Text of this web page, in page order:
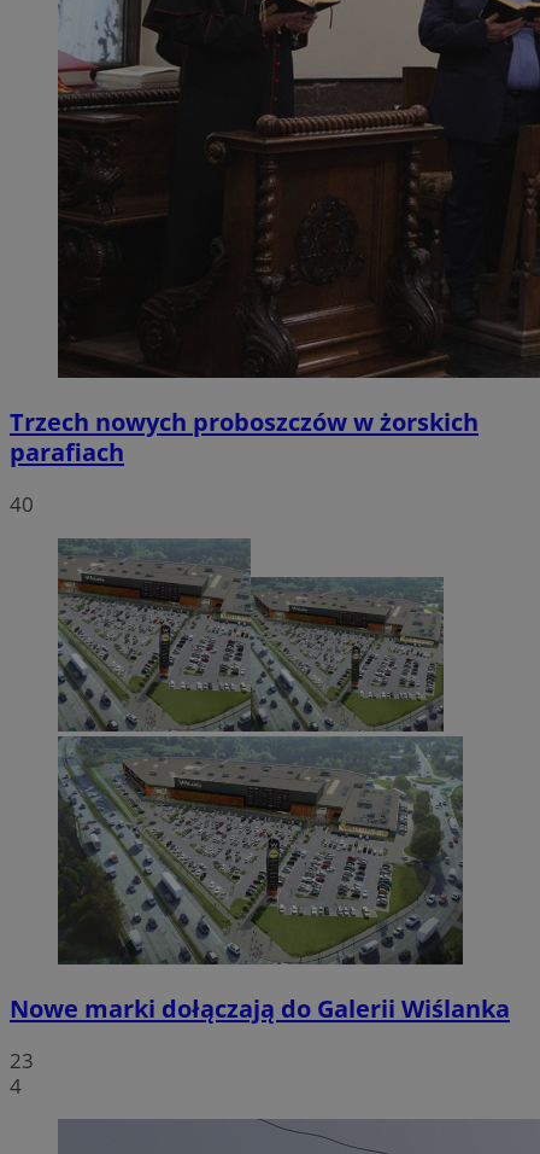
Trzech nowych proboszczów w żorskich
parafiach
40
Nowe marki dołączają do Galerii Wiślanka
23
4